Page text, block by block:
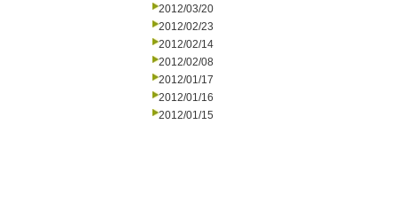
2012/03/20
2012/02/23
2012/02/14
2012/02/08
2012/01/17
2012/01/16
2012/01/15